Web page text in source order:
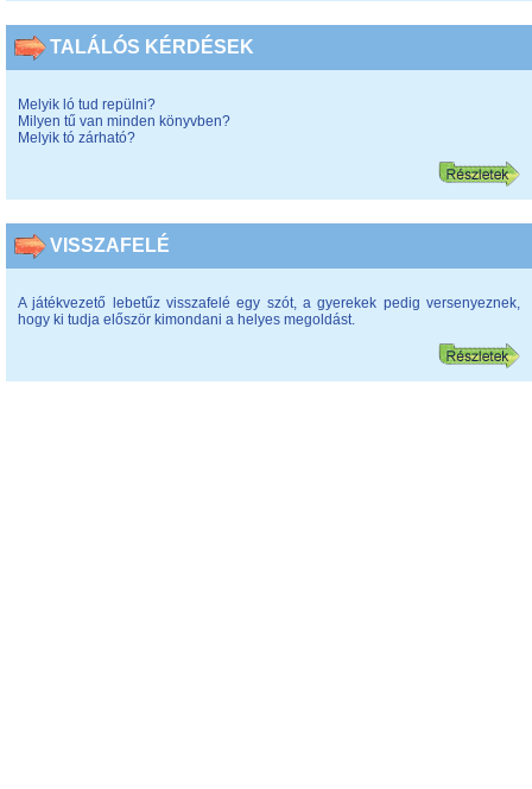
TALÁLÓS KÉRDÉSEK
Melyik ló tud repülni?
Milyen tű van minden könyvben?
Melyik tó zárható?
VISSZAFELÉ
A játékvezető lebetűz visszafelé egy szót, a gyerekek pedig versenyeznek,
hogy ki tudja először kimondani a helyes megoldást.